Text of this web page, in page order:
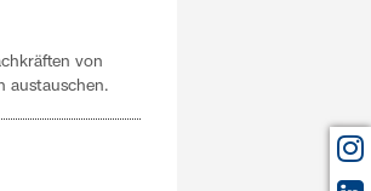
von
austauschen.